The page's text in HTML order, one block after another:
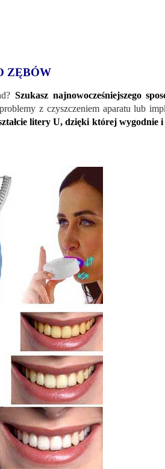
ZĘBÓW
Szukasz najnowocześniejszego
z czyszczeniem aparatu lub
litery U, dzięki której wygodnie